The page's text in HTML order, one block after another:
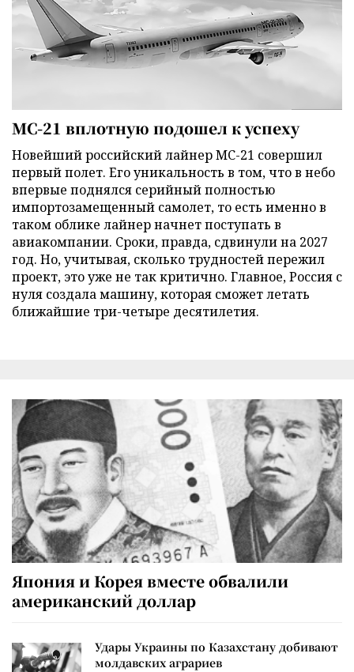
МС-21 вплотную подошел к успеху
Новейший российский лайнер МС-21 совершил
первый полет. Его уникальность в том, что в небо
впервые поднялся серийный полностью
импортозамещенный самолет, то есть именно в
таком облике лайнер начнет поступать в
авиакомпании. Сроки, правда, сдвинули на 2027
год. Но, учитывая, сколько трудностей пережил
проект, это уже не так критично. Главное, Россия с
нуля создала машину, которая сможет летать
ближайшие три-четыре десятилетия.
Япония и Корея вместе обвалили
американский доллар
Удары Украины по Казахстану добивают
молдавских аграриев